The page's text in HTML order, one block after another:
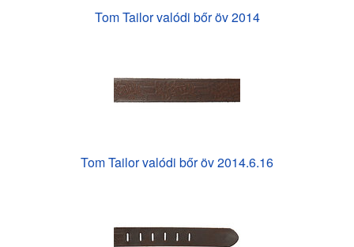
Tom Tailor valódi bőr öv 2014
Tom Tailor valódi bőr öv 2014.6.16